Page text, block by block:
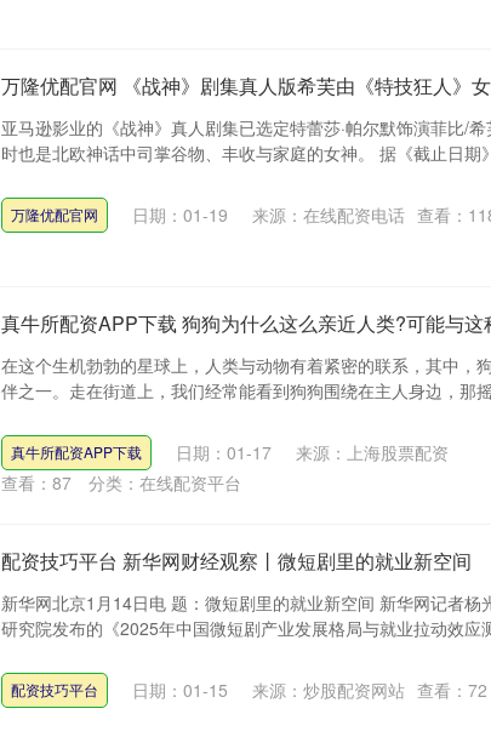
万隆优配官网 《战神》剧集真人版希芙由《特技狂人》
亚马逊影业的《战神》真人剧集已选定特蕾莎·帕尔默饰演菲比/
时也是北欧神话中司掌谷物、丰收与家庭的女神。 据《截止日期
万隆优配官网 日期：01-19 来源：在线配资电话 查看：
真牛所配资APP下载 狗狗为什么这么亲近人类?可能与这
在这个生机勃勃的星球上，人类与动物有着紧密的联系，其中，
伴之一。走在街道上，我们经常能看到狗狗围绕在主人身边，那
真牛所配资APP下载 日期：01-17
来源：上海股票配资
查看： 87 分类： 在线配资平台
配资技巧平台 新华网财经观察丨微短剧里的就业新空间
新华网北京1月14日电 题：微短剧里的就业新空间 新华网记者杨
研究院发布的《2025年中国微短剧产业发展格局与就业拉动效应
配资技巧平台 日期：01-15 来源：炒股配资网站 查看： 72